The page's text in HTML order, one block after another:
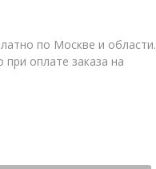
по Москве и области.
оплате заказа на